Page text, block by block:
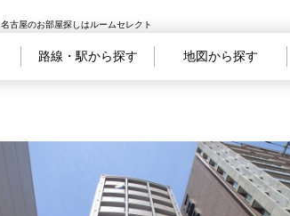
名古屋のお部屋探しはルームセレクト
路線・駅から探す 地図から探す